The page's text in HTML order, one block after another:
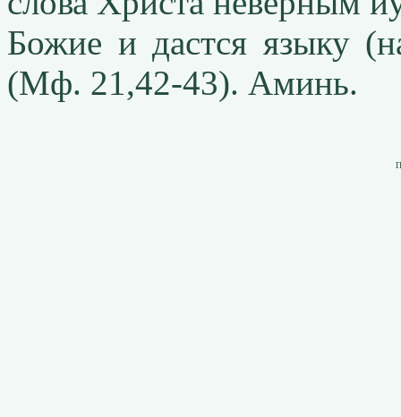
Божие и дастся языку
(Мф. 21,42-43). Аминь.